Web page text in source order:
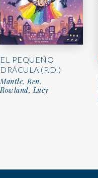
EL PEQUEÑO
DRÁCULA (P.D.)
Mantle, Ben,
Rowland, Lucy